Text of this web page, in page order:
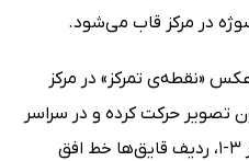
در مرکز قاب می‌شود.
«نقطه‌ی تمرکز» در مرکز
تصویر حرکت کرده و در سراسر
تصویر جریان می‌یابد. در تصویر 3-1، ردیف قایق‌ها خط افق